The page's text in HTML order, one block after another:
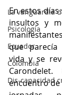
La vanguardia
Psicología
Ecuador
Colombia
Dis-capacidad
En estos
insultos y
que
vida y se
encuentro de